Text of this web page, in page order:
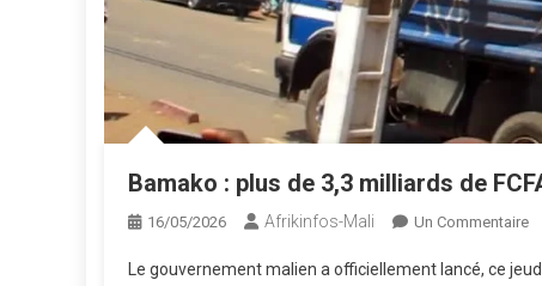
Bamako : plus de 3,3 milliards de
16/05/2026 Afrikinfos-Mali Un CommentaireSur
:
Le gouvernement malien a officiellement lancé, ce